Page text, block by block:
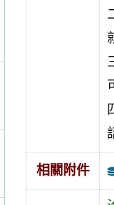
相關附件